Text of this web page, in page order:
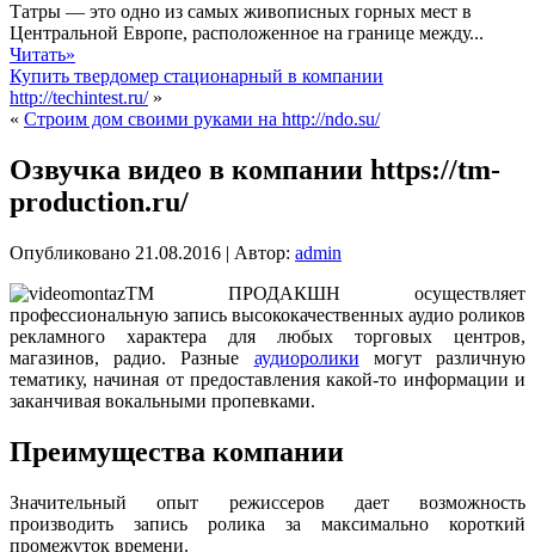
Татры — это одно из самых живописных горных мест в
Центральной Европе, расположенное на границе между...
Читать»
Купить твердомер стационарный в компании
http://techintest.ru/»
« Строим дом своими руками на http://ndo.su/
Озвучка видео в компании https://tm-
production.ru/
Опубликовано 21.08.2016 | Автор: admin
ТМ ПРОДАКШН осуществляет
профессиональную запись высококачественных аудио роликов
рекламного характера для любых торговых центров,
магазинов, радио. Разные аудиоролики могут различную
тематику, начиная от предоставления какой-то информации и
заканчивая вокальными пропевками.
Преимущества компании
Значительный опыт режиссеров дает возможность
производить запись ролика за максимально короткий
промежуток времени.